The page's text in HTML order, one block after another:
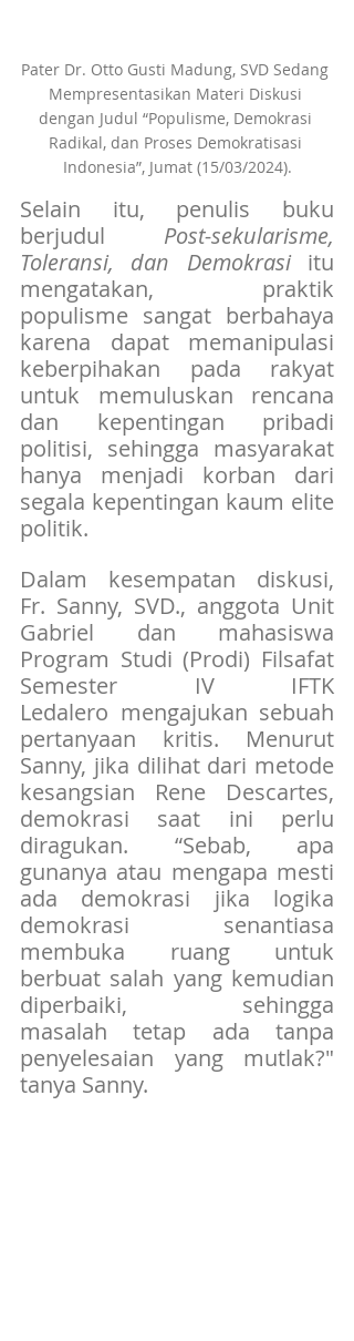
Pater Dr. Otto Gusti Madung, SVD Sedang
Mempresentasikan Materi Diskusi
dengan Judul “Populisme, Demokrasi
Radikal, dan Proses Demokratisasi
Indonesia”, Jumat (15/03/2024).
Selain itu, penulis buku
berjudul Post-sekularisme,
Toleransi, dan Demokrasi itu
mengatakan, praktik
populisme sangat berbahaya
karena dapat memanipulasi
keberpihakan pada rakyat
untuk memuluskan rencana
dan kepentingan pribadi
politisi, sehingga masyarakat
hanya menjadi korban dari
segala kepentingan kaum elite
politik.
Dalam kesempatan diskusi,
Fr. Sanny, SVD., anggota Unit
Gabriel dan mahasiswa
Program Studi (Prodi) Filsafat
Semester IV IFTK
Ledalero mengajukan sebuah
pertanyaan kritis. Menurut
Sanny, jika dilihat dari metode
kesangsian Rene Descartes,
demokrasi saat ini perlu
diragukan. “Sebab, apa
gunanya atau mengapa mesti
ada demokrasi jika logika
demokrasi senantiasa
membuka ruang untuk
berbuat salah yang kemudian
diperbaiki, sehingga
masalah tetap ada tanpa
penyelesaian yang mutlak?"
tanya Sanny.